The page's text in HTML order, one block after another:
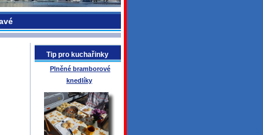
Tip pro kuchařinky
Plněné bramborové
knedlíky